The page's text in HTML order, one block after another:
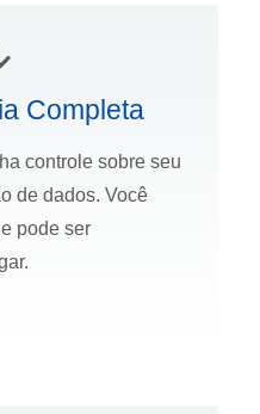
Completa
controle sobre seu
de dados. Você
pode ser